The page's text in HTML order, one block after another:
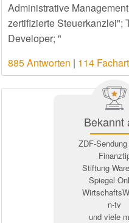
Administrative
zertifizierte Steuerkanzlei";
Developer; "
885 Antworten | 114
Bekannt
ZDF-
Stiftung
Spiegel
n-tv
und viele